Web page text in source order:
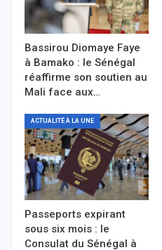
Bassirou Diomaye Faye
à Bamako : le Sénégal
réaffirme son soutien au
Mali face aux…
ACTUALITÉ À LA UNE
Passeports expirant
sous six mois : le
Consulat du Sénégal à